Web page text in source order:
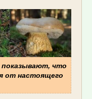
показывают, что
от настоящего